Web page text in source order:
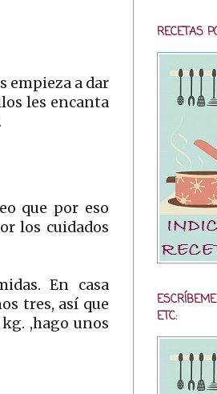
empieza a dar
les encanta
que por eso
los cuidados
En casa
tres, así que
,hago unos
RECETAS
ETC: